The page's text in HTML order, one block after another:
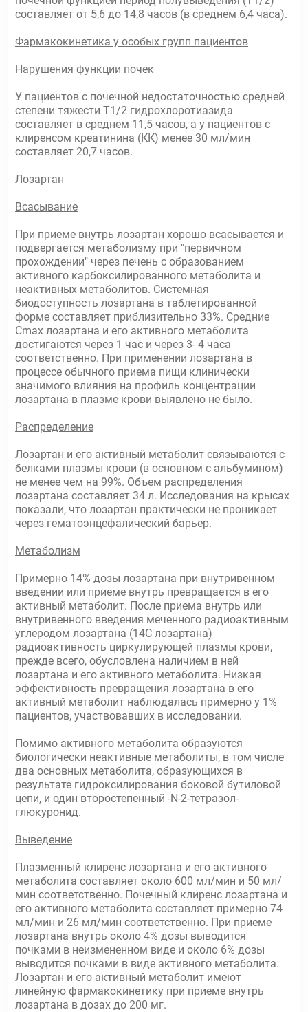
составляет от 5,6 до 14,8 часов (в среднем 6,4 часа).
Фармакокинетика у особых групп пациентов
Нарушения функции почек
У пациентов с почечной недостаточностью средней
степени тяжести Т1/2 гидрохлоротиазида
составляет в среднем 11,5 часов, а у пациентов с
клиренсом креатинина (КК) менее 30 мл/мин
составляет 20,7 часов.
Лозартан
Всасывание
При приеме внутрь лозартан хорошо всасывается и
подвергается метаболизму при "первичном
прохождении" через печень с образованием
активного карбоксилированного метаболита и
неактивных метаболитов. Системная
биодоступность лозартана в таблетированной
форме составляет приблизительно 33%. Средние
Сmах лозартана и его активного метаболита
достигаются через 1 час и через 3- 4 часа
соответственно. При применении лозартана в
процессе обычного приема пищи клинически
значимого влияния на профиль концентрации
лозартана в плазме крови выявлено не было.
Распределение
Лозартан и его активный метаболит связываются с
белками плазмы крови (в основном с альбумином)
не менее чем на 99%. Объем распределения
лозартана составляет 34 л. Исследования на крысах
показали, что лозартан практически не проникает
через гематоэнцефалический барьер.
Метаболизм
Примерно 14% дозы лозартана при внутривенном
введении или приеме внутрь превращается в его
активный метаболит. После приема внутрь или
внутривенного введения меченного радиоактивным
углеродом лозартана (14С лозартана)
радиоактивность циркулирующей плазмы крови,
прежде всего, обусловлена наличием в ней
лозартана и его активного метаболита. Низкая
эффективность превращения лозартана в его
активный метаболит наблюдалась примерно у 1%
пациентов, участвовавших в исследовании.
Помимо активного метаболита образуются
биологически неактивные метаболиты, в том числе
два основных метаболита, образующихся в
результате гидроксилирования боковой бутиловой
цепи, и один второстепенный -N-2-тетразол-
глюкуронид.
Выведение
Плазменный клиренс лозартана и его активного
метаболита составляет около 600 мл/мин и 50 мл/
мин соответственно. Почечный клиренс лозартана и
его активного метаболита составляет примерно 74
мл/мин и 26 мл/мин соответственно. При приеме
лозартана внутрь около 4% дозы выводится
почками в неизмененном виде и около 6% дозы
выводится почками в виде активного метаболита.
Лозартан и его активный метаболит имеют
линейную фармакокинетику при приеме внутрь
лозартана в дозах до 200 мг.